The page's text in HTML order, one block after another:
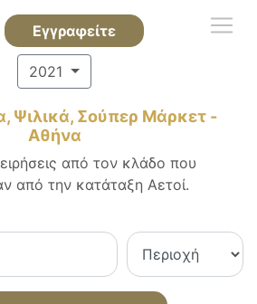
Εγγραφείτε
2021
Ψιλικά, Σούπερ Μάρκετ -
Αθήνα
από τον κλάδο που
από την κατάταξη Αετοί.